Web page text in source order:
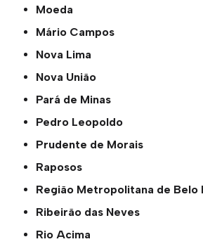
Moeda
Mário Campos
Nova Lima
Nova União
Pará de Minas
Pedro Leopoldo
Prudente de Morais
Raposos
Região Metropolitana de
Ribeirão das Neves
Rio Acima